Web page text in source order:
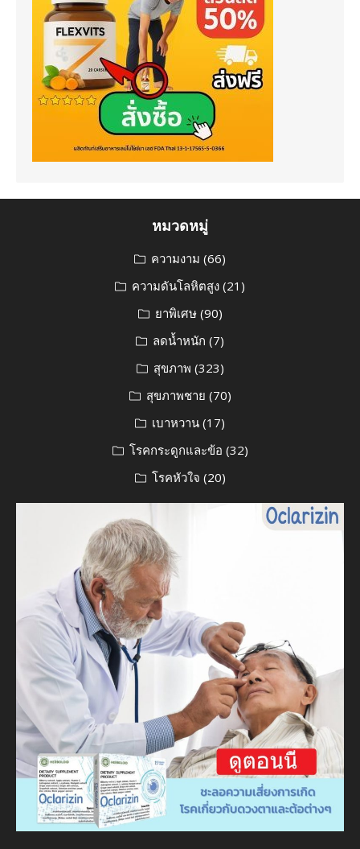
หมวดหมู่
ความงาม (66)
ความดันโลหิตสูง (21)
ยาพิเศษ(90)
ลดน้ำหนัก (7)
สุขภาพ (323)
สุขภาพชาย (70)
เบาหวาน (17)
โรคกระดูกและข้อ (32)
โรคหัวใจ (20)